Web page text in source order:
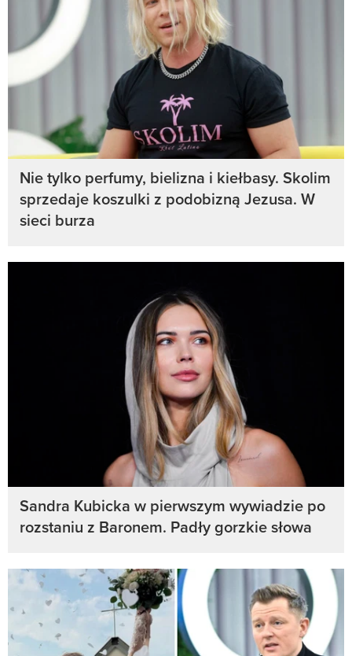
Nie tylko perfumy, bielizna i kiełbasy. Skolim
sprzedaje koszulki z podobizną Jezusa. W
sieci burza
Sandra Kubicka w pierwszym wywiadzie po
rozstaniu z Baronem. Padły gorzkie słowa